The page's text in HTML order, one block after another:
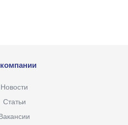
Новости
Статьи